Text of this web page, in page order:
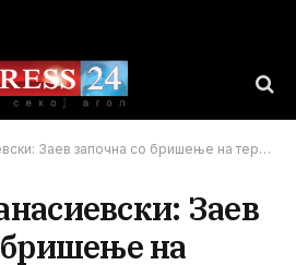
терминот „македонски’’, Филипче е спремен на тоа празно место да напише „северномакедонски’’
Заев
бришење на